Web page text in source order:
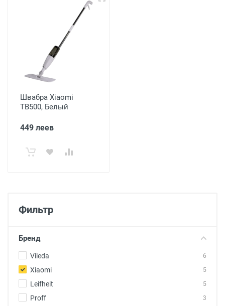
Фильтр
Бренд
Vileda 6
Xiaomi 5
Leifheit 5
Proff 3
Швабра Xiaomi
TB500, Белый
449 леев